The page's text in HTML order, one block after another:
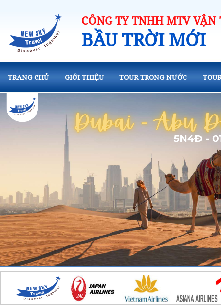
CÔNG TY TNHH MTV
BẦU TRỜI MỚI
TRANG CHỦ GIỚI THIỆU TOUR TRONG NƯỚC